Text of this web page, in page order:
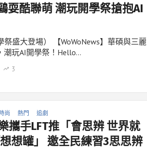
耍酷聯萌 潮玩開學祭搶抱AI
祭盛大登場） 【WoWoNews】華碩與三麗
潮玩AI開學祭！Hello…
3
尚 熱門 追劇
攜手LFT推「會思辨 世界就
想罐」 邀全民練習3思思辨